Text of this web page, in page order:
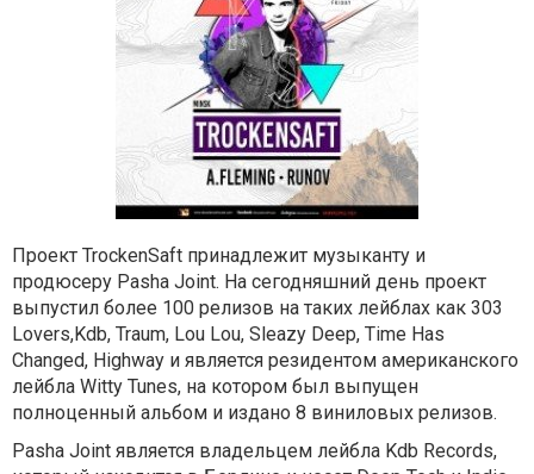
Проект TrockenSaft принадлежит музыканту и
продюсеру Pasha Joint. На сегодняшний день проект
выпустил более 100 релизов на таких лейблах как 303
Lovers,Kdb, Traum, Lou Lou, Sleazy Deep, Time Has
Changed, Highway и является резидентом американского
лейбла Witty Tunes, на котором был выпущен
полноценный альбом и издано 8 виниловых релизов.
Pasha Joint является владельцем лейбла Kdb Records,